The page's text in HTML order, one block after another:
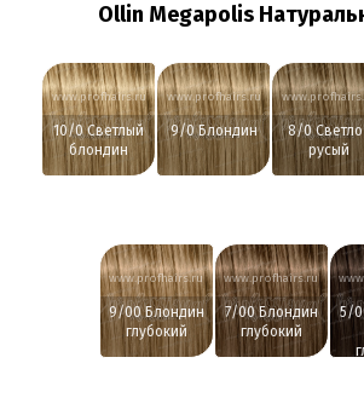
Ollin Megapolis
www.profhairs.ru
10/0 Светлый
блондин
www.profhairs.ru
9/0 Блондин
8/0
русый
www.profhairs.ru
9/00 Блондин
глубокий
www.profhairs.ru
7/00 Блондин
глубокий
5/